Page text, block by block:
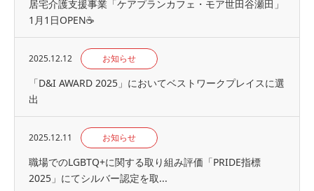
居宅介護支援事業「ケアプランカフェ・モア世田谷瀬田」
1月1日OPEN☕
2025.12.12 お知らせ
「D&I AWARD 2025」においてベストワークプレイスに選
出
2025.12.11 お知らせ
職場でのLGBTQ+に関する取り組み評価「PRIDE指標
2025」にてシルバー認定を取...